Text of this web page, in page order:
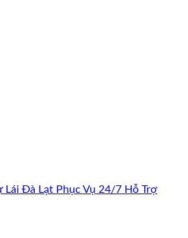
Lái Đà Lạt Phục Vụ 24/7 Hỗ Trợ